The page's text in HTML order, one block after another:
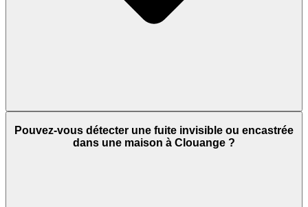
Pouvez-vous détecter une fuite invisible ou encastrée
dans une maison à Clouange ?